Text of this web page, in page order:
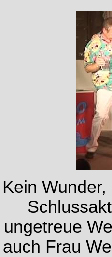
Kein
ungetreue
auch Frau